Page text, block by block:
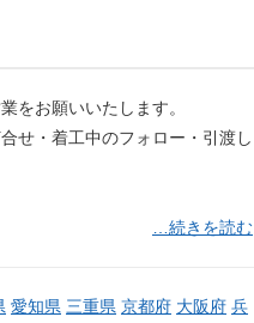
をお願いいたします。
せ・着工中のフォロー・引渡し
…続きを読む
愛知県 三重県 京都府 大阪府 兵